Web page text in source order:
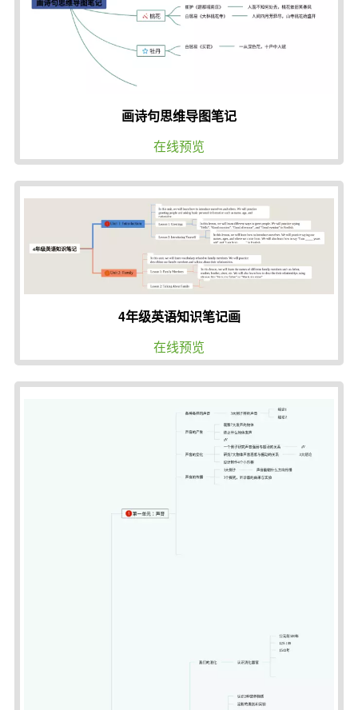
画诗句思维导图笔记
在线预览
4年级英语知识笔记画
在线预览